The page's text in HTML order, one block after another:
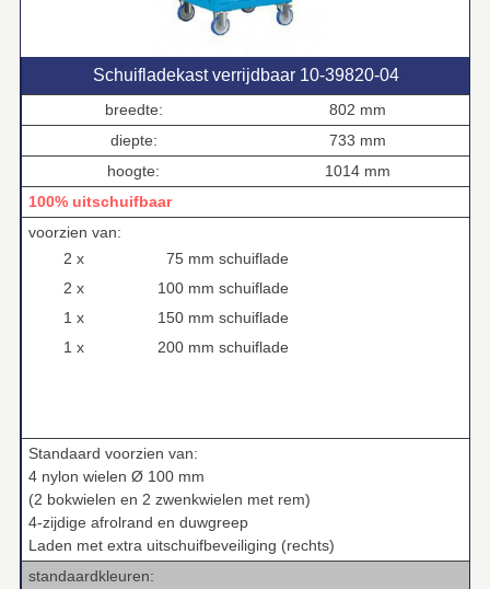
Schuifladekast verrijdbaar 10‑39820‑04
breedte:
802 mm
diepte:
733 mm
hoogte:
1014 mm
100% uitschuifbaar
voorzien van:
2 x
75 mm schuiflade
2 x
100 mm schuiflade
1 x
150 mm schuiflade
1 x
200 mm schuiflade
Standaard voorzien van:
4 nylon wielen Ø 100 mm
(2 bokwielen en 2 zwenkwielen met rem)
4‑zijdige afrolrand en duwgreep
Laden met extra uitschuifbeveiliging (rechts)
standaardkleuren: